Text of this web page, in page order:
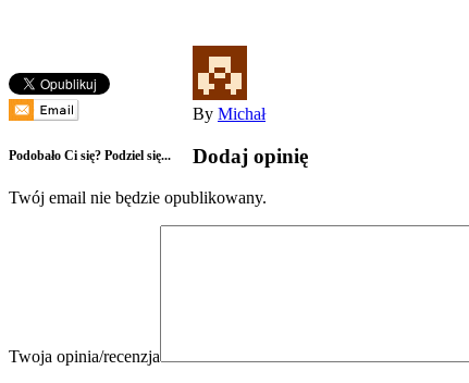
Podobało Ci się? Podziel się...
By Michał
Dodaj opinię
Twój email nie będzie opublikowany.
Twoja opinia/recenzja